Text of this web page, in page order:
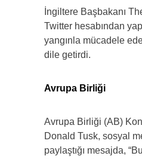
İngiltere Başbakanı
Twitter hesabından
yangınla mücadele
dile getirdi.
Avrupa Birliği
Avrupa Birliği (AB)
Donald Tusk, sosyal
paylaştığı mesajda,